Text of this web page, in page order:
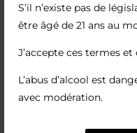
S’il n’existe pas de
être âgé de 21 ans au
J’accepte ces termes
L’abus d’alcool est
avec modération.